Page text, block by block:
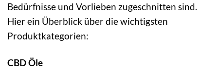
Bedürfnisse und Vorlieben zugeschnitten sind.
Hier ein Überblick über die wichtigsten
Produktkategorien:
CBD Öle